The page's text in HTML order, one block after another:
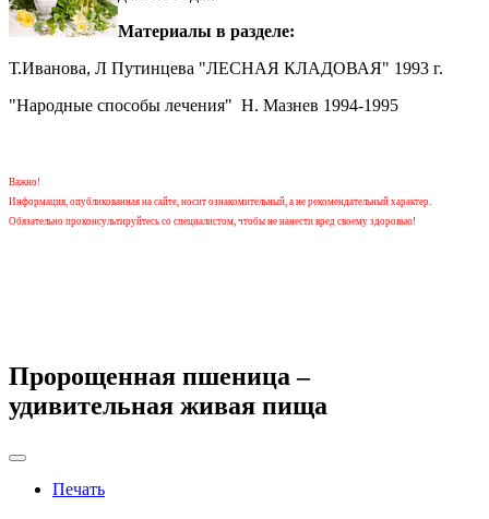
Материалы в разделе:
Т.Иванова, Л Путинцева "ЛЕСНАЯ КЛАДОВАЯ" 1993 г.
"Народные способы лечения" Н. Мазнев 1994-1995
Важно!
Информация, опубликованная на сайте, носит ознакомительный, а не рекомендательный характер.
Обязательно проконсультируйтесь со специалистом, чтобы не нанести вред своему здоровью!
Пророщенная пшеница –
удивительная живая пища
Печать